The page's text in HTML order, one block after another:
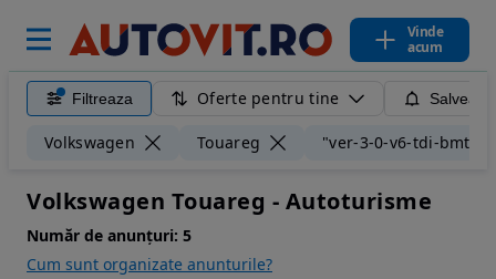
Vinde
acum
Filtreaza Oferte pentru tine
Volkswagen Touareg "ver-3-0-v6-tdi-bmt-
Volkswagen Touareg - Autoturisme
Număr de anunțuri: 5
Cum sunt organizate anunturile?